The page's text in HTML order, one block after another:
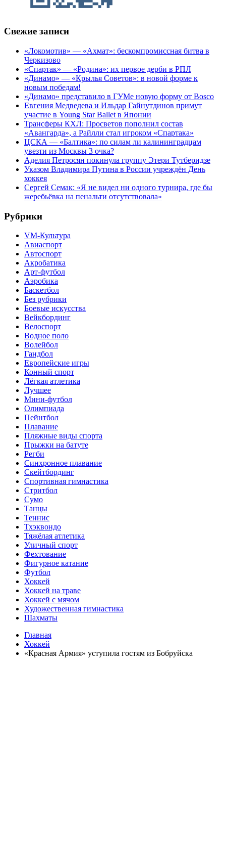
Свежие записи
«Локомотив» — «Ахмат»: бескомпромиссная битва в
Черкизово
«Спартак» — «Родина»: их первое дерби в РПЛ
«Динамо» — «Крылья Советов»: в новой форме к
новым победам!
«Динамо» представило в ГУМе новую форму от Bosco
Евгения Медведева и Ильдар Гайнутдинов примут
участие в Young Star Ballet в Японии
Трансферы КХЛ: Просветов пополнил состав
«Авангарда», а Райлли стал игроком «Спартака»
ЦСКА — «Балтика»: по силам ли калининградцам
увезти из Москвы 3 очка?
Аделия Петросян покинула группу Этери Тутберидзе
Указом Владимира Путина в России учреждён День
хоккея
Сергей Семак: «Я не видел ни одного турнира, где бы
жеребьёвка на пенальти отсутствовала»
Рубрики
VM-Культура
Авиаспорт
Автоспорт
Акробатика
Арт-футбол
Аэробика
Баскетбол
Без рубрики
Боевые искусства
Вейкбординг
Велоспорт
Водное поло
Волейбол
Гандбол
Европейские игры
Конный спорт
Лёгкая атлетика
Лучшее
Мини-футбол
Олимпиада
Пейнтбол
Плавание
Пляжные виды спорта
Прыжки на батуте
Регби
Синхронное плавание
Скейтбординг
Спортивная гимнастика
Стритбол
Сумо
Танцы
Теннис
Тхэквондо
Тяжёлая атлетика
Уличный спорт
Фехтование
Фигурное катание
Футбол
Хоккей
Хоккей на траве
Хоккей с мячом
Художественная гимнастика
Шахматы
Главная
Хоккей
«Красная Армия» уступила гостям из Бобруйска